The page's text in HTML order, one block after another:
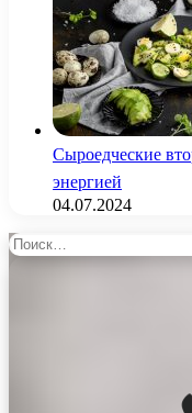
Сыроедческие
энергией
04.07.2024
Найти: